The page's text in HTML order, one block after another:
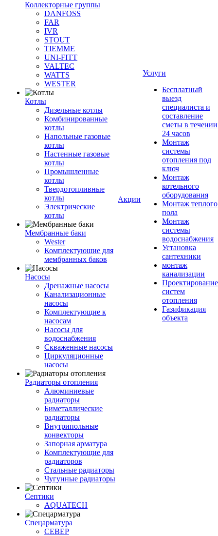
Коллекторные группы
DANFOSS
FAR
IVR
STOUT
TIEMME
UNI-FITT
VALTEC
WATTS
WESTER
Котлы
Дизельные котлы
Комбинированные
котлы
Напольные газовые
котлы
Настенные газовые
котлы
Промышленные
котлы
Твердотопливные
котлы
Электрические
котлы
Мембранные баки
Wester
Комплектуюшие для
мембранных баков
Насосы
Дренажные насосы
Канализационные
насосы
Комплектующие к
насосам
Насосы для
водоснабжения
Скваженные насосы
Циркуляционные
насосы
Радиаторы отопления
Алюминиевые
радиаторы
Биметаллические
радиаторы
Внутрипольные
конвекторы
Запорная арматура
Комплектующие для
радиаторов
Стальные радиаторы
Чугунные радиаторы
Септики
AQUATECH
Спецарматура
СЕВЕР
Акции
Услуги
Бесплатный
выезд
специалиста и
составление
сметы в течении
24 часов
Монтаж
системы
отопления под
ключ
Монтаж
котельного
оборудования
Монтаж теплого
пола
Монтаж
системы
водоснабжения
Установка
сантехники
монтаж
канализации
Проектирование
систем
отопления
Газификация
объекта